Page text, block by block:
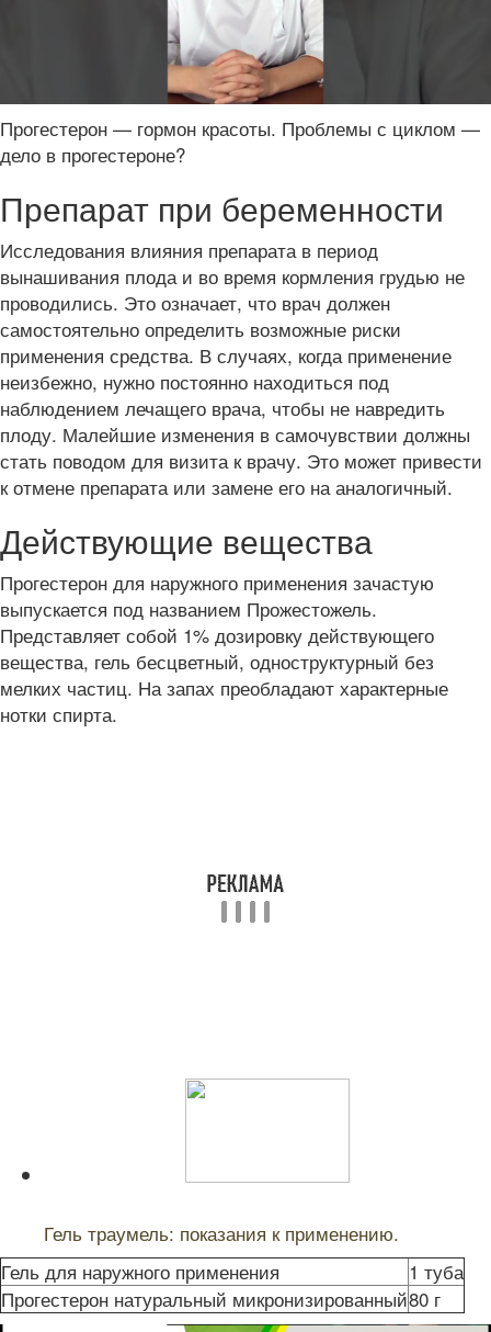
Прогестерон — гормон красоты. Проблемы с циклом —
дело в прогестероне?
Препарат при беременности
Исследования влияния препарата в период
вынашивания плода и во время кормления грудью не
проводились. Это означает, что врач должен
самостоятельно определить возможные риски
применения средства. В случаях, когда применение
неизбежно, нужно постоянно находиться под
наблюдением лечащего врача, чтобы не навредить
плоду. Малейшие изменения в самочувствии должны
стать поводом для визита к врачу. Это может привести
к отмене препарата или замене его на аналогичный.
Действующие вещества
Прогестерон для наружного применения зачастую
выпускается под названием Прожестожель.
Представляет собой 1% дозировку действующего
вещества, гель бесцветный, одноструктурный без
мелких частиц. На запах преобладают характерные
нотки спирта.
Гель траумель: показания к применению.
Гель для наружного применения
1 туба
Прогестерон натуральный микронизированный80 г